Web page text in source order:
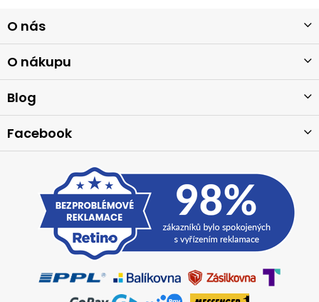
á
p
a
t
O nás
O nákupu
Blog
Facebook